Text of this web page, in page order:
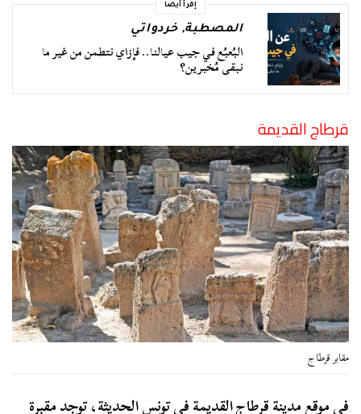
إقرأ أيضا
المصطبة,خردواتي
البُعبُع في جيب عيالنا.. فإزاي نتطمن من غير ما
نبقى مُخبرين؟
قرطاج القديمة
مقابر قرطاج
في موقع مدينة قرطاج القديمة في تونس الحديثة، توجد مقبرة